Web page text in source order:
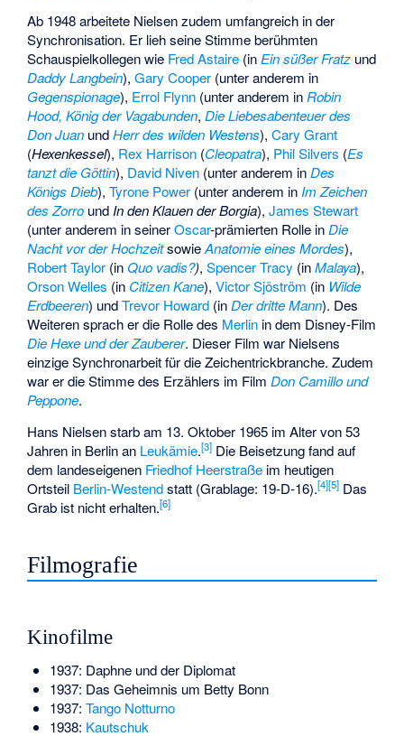
Ab 1948 arbeitete Nielsen zudem umfangreich in der
Synchronisation. Er lieh seine Stimme berühmten
Schauspielkollegen wie Fred Astaire (in Ein süßer Fratz und
Daddy Langbein),Gary Cooper (unter anderem in
Gegenspionage), Errol Flynn (unter anderem in Robin
Hood, König der Vagabunden,Die Liebesabenteuer des
Don Juan undHerr des wilden Westens),Cary Grant
(Hexenkessel), Rex Harrison (Cleopatra), Phil Silvers (Es
tanzt die Göttin), David Niven (unter anderem inDes
Königs Dieb),Tyrone Power (unter anderem in Im Zeichen
des Zorro und In den Klauen der Borgia),James Stewart
(unter anderem in seinerOscar-prämierten Rolle inDie
Nacht vor der HochzeitsowieAnatomie eines Mordes),
Robert Taylor (inQuo vadis?),Spencer Tracy (inMalaya),
Orson Welles (in Citizen Kane),Victor Sjöström (in Wilde
Erdbeeren) undTrevor Howard (inDer dritte Mann). Des
Weiteren sprach er die Rolle des Merlin in dem Disney-Film
Die Hexe und der Zauberer. Dieser Film war Nielsens
einzige Synchronarbeit für die Zeichentrickbranche. Zudem
war er die Stimme des Erzählers im FilmDon Camillo und
Peppone.
Hans Nielsen starb am 13. Oktober 1965 im Alter von 53
Jahren in Berlin an Leukämie.[3] Die Beisetzung fand auf
dem landeseigenen Friedhof Heerstraße im heutigen
Ortsteil Berlin-Westendstatt (Grablage: 19-D-16).[4][5] Das
Grab ist nicht erhalten.[6]
Filmografie
Kinofilme
1937: Daphne und der Diplomat
1937: Das Geheimnis um Betty Bonn
1937: Tango Notturno
1938: Kautschuk